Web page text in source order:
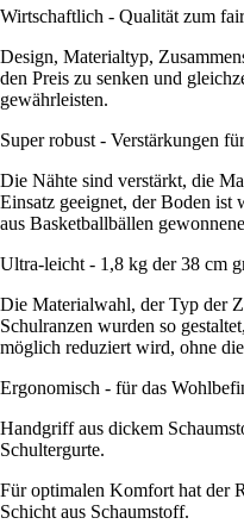
Wirtschaftlich - Qualität zum
Design, Materialtyp,
den Preis zu senken und
gewährleisten.
Super robust - Verstärkungen
Die Nähte sind verstärkt, die
Einsatz geeignet, der Boden ist
aus Basketballbällen
Ultra-leicht - 1,8 kg der 38 cm
Die Materialwahl, der Typ der
Schulranzen wurden so
möglich reduziert wird, ohne
Ergonomisch - für das
Handgriff aus dickem
Schultergurte.
Für optimalen Komfort hat der
Schicht aus Schaumstoff.